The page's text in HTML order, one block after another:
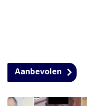
Aanbevolen